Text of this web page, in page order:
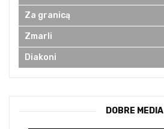
Za granicą
Zmarli
Diakoni
DOBRE MEDIA